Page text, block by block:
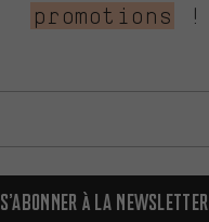
promotions
!
S’abonner à la newsletter